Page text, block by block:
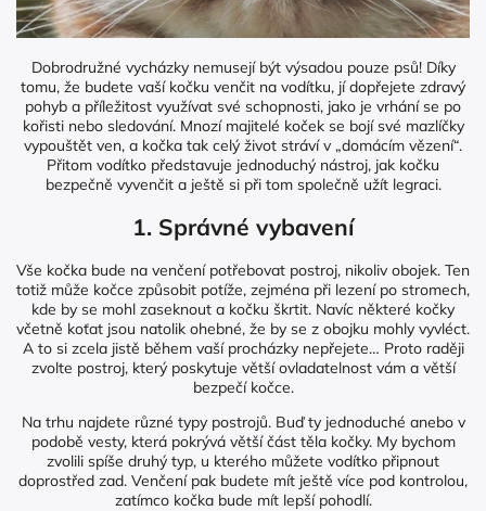
Dobrodružné vycházky nemusejí být výsadou pouze psů! Díky
tomu, že budete vaší kočku venčit na vodítku, jí dopřejete zdravý
pohyb a příležitost využívat své schopnosti, jako je vrhání se po
kořisti nebo sledování. Mnozí majitelé koček se bojí své mazlíčky
vypouštět ven, a kočka tak celý život stráví v „domácím vězení“.
Přitom vodítko představuje jednoduchý nástroj, jak kočku
bezpečně vyvenčit a ještě si při tom společně užít legraci.
1. Správné vybavení
Vše kočka bude na venčení potřebovat postroj, nikoliv obojek. Ten
totiž může kočce způsobit potíže, zejména při lezení po stromech,
kde by se mohl zaseknout a kočku škrtit. Navíc některé kočky
včetně koťat jsou natolik ohebné, že by se z obojku mohly vyvléct.
A to si zcela jistě během vaší procházky nepřejete… Proto raději
zvolte postroj, který poskytuje větší ovladatelnost vám a větší
bezpečí kočce.
Na trhu najdete různé typy postrojů. Buď ty jednoduché anebo v
podobě vesty, která pokrývá větší část těla kočky. My bychom
zvolili spíše druhý typ, u kterého můžete vodítko připnout
doprostřed zad. Venčení pak budete mít ještě více pod kontrolou,
zatímco kočka bude mít lepší pohodlí.